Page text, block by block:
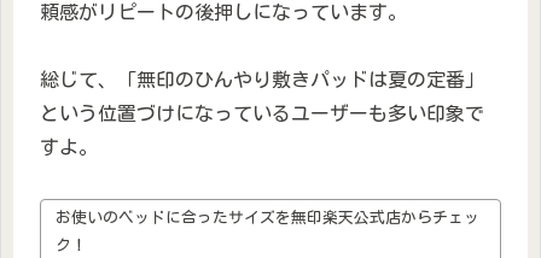
頼感がリピートの後押しになっています。
総じて、「無印のひんやり敷きパッドは夏の定番」
という位置づけになっているユーザーも多い印象で
すよ。
お使いのベッドに合ったサイズを無印楽天公式店からチェッ
ク！